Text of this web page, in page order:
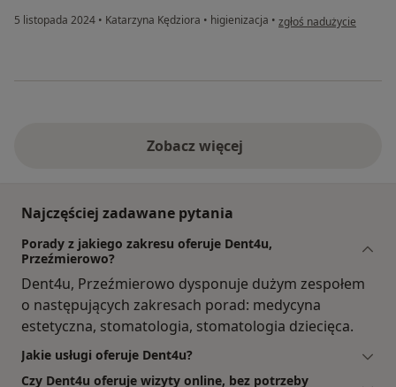
5 listopada 2024 • Katarzyna Kędziora • higienizacja • w opinii użytkownika
zgłoś nadużycie
Zobacz więcej
Najczęściej zadawane pytania
Porady z jakiego zakresu oferuje Dent4u,
Przeźmierowo?
Dent4u, Przeźmierowo dysponuje dużym zespołem
o następujących zakresach porad: medycyna
estetyczna, stomatologia, stomatologia dziecięca.
Jakie usługi oferuje Dent4u?
Czy Dent4u oferuje wizyty online, bez potrzeby